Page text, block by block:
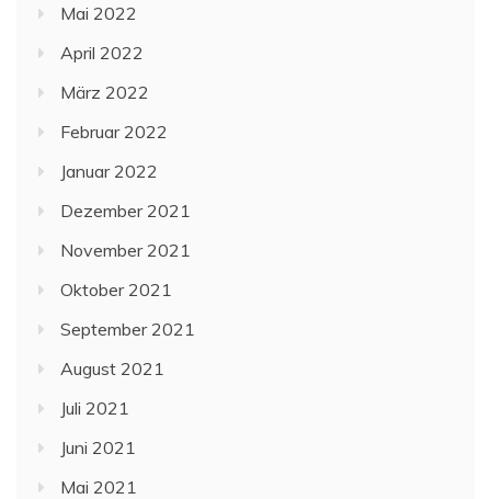
Mai 2022
April 2022
März 2022
Februar 2022
Januar 2022
Dezember 2021
November 2021
Oktober 2021
September 2021
August 2021
Juli 2021
Juni 2021
Mai 2021